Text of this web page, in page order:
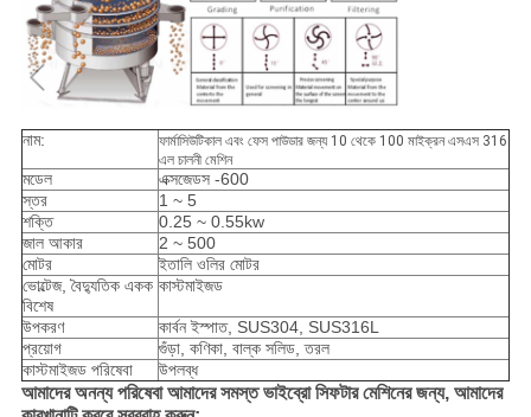
নাম:
ফার্মাসিউটিকাল এবং ফেস পাউডার জন্য 10 থেকে 100 মাইক্রন এসএস 316
এল চালনী মেশিন
মডেল
এক্সজেডস -600
স্তর
1 ~ 5
শক্তি
0.25 ~ 0.55kw
জাল আকার
2 ~ 500
মোটর
ইতালি ওলির মোটর
ভোল্টেজ, বৈদ্যুতিক একক
বিশেষ
কাস্টমাইজড
উপকরণ
কার্বন ইস্পাত, SUS304, SUS316L
প্রয়োগ
গুঁড়া, কণিকা, বাল্ক সলিড, তরল
কাস্টমাইজড পরিষেবা
উপলব্ধ
আমাদের অনন্য পরিষেবা আমাদের সমস্ত ভাইব্রো সিফটার মেশিনের জন্য, আমাদের